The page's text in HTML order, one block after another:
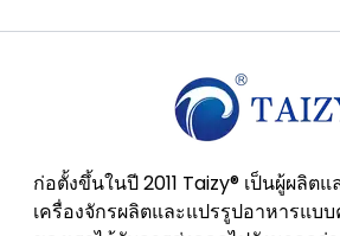
ก่อตั้งขึ้นในปี 2011 Taizy® เป็นผู้ผลิต
เครื่องจักรผลิตและแปรรูปอาหารแบ